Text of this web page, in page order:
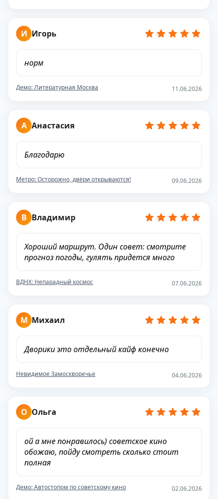
И Игорь
норм
Демо: Литературная Москва 11.06.2026
А Анастасия
Благодарю
Метро: Осторожно, двери открываются! 09.06.2026
В Владимир
Хороший маршрут. Один совет: смотрите
прогноз погоды, гулять придется много
ВДНХ: Непарадный космос 07.06.2026
М Михаил
Дворики это отдельный кайф конечно
Невидимое Замоскворечье 04.06.2026
О Ольга
ой а мне понравилось) советское кино
обожаю, пойду смотреть сколько стоит
полная
Демо: Автостопом по советскому кино 02.06.2026